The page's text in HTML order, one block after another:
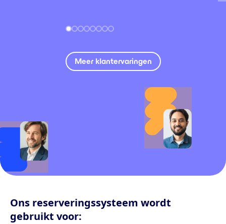
Meer klantervaringen
Ons reserveringssysteem wordt
gebruikt voor: